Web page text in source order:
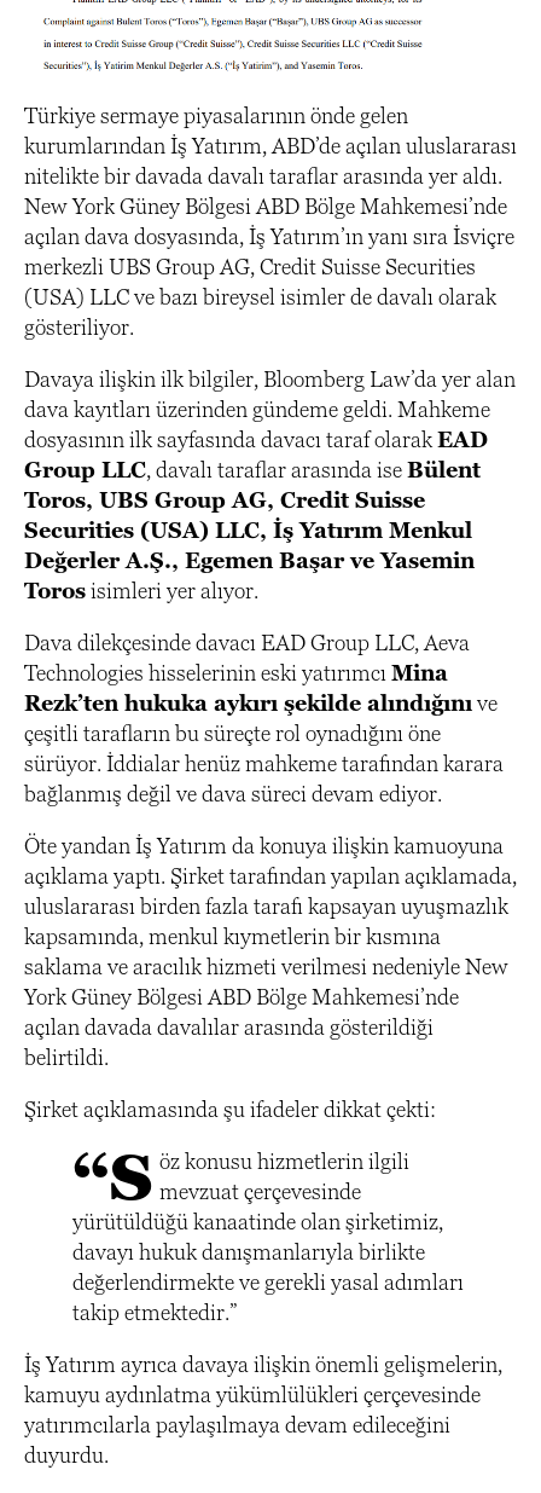
Türkiye sermaye piyasalarının önde gelen
kurumlarından İş Yatırım, ABD’de açılan uluslararası
nitelikte bir davada davalı taraflar arasında yer aldı.
New York Güney Bölgesi ABD Bölge Mahkemesi’nde
açılan dava dosyasında, İş Yatırım’ın yanı sıra İsviçre
merkezli UBS Group AG, Credit Suisse Securities
(USA) LLC ve bazı bireysel isimler de davalı olarak
gösteriliyor.
Davaya ilişkin ilk bilgiler, Bloomberg Law’da yer alan
dava kayıtları üzerinden gündeme geldi. Mahkeme
dosyasının ilk sayfasında davacı taraf olarakEAD
Group LLC, davalı taraflar arasında iseBülent
Toros, UBS Group AG, Credit Suisse
Securities (USA) LLC, İş Yatırım Menkul
Değerler A.Ş., Egemen Başar ve Yasemin
Torosisimleri yer alıyor.
Dava dilekçesinde davacı EAD Group LLC, Aeva
Technologies hisselerinin eski yatırımcıMina
Rezk’ten hukuka aykırı şekilde alındığınıve
çeşitli tarafların bu süreçte rol oynadığını öne
sürüyor. İddialar henüz mahkeme tarafından karara
bağlanmış değil ve dava süreci devam ediyor.
Öte yandan İş Yatırım da konuya ilişkin kamuoyuna
açıklama yaptı. Şirket tarafından yapılan açıklamada,
uluslararası birden fazla tarafı kapsayan uyuşmazlık
kapsamında, menkul kıymetlerin bir kısmına
saklama ve aracılık hizmeti verilmesi nedeniyle New
York Güney Bölgesi ABD Bölge Mahkemesi’nde
açılan davada davalılar arasında gösterildiği
belirtildi.
Şirket açıklamasında şu ifadeler dikkat çekti:
“S öz konusu hizmetlerin ilgili
mevzuat çerçevesinde
yürütüldüğü kanaatinde olan şirketimiz,
davayı hukuk danışmanlarıyla birlikte
değerlendirmekte ve gerekli yasal adımları
takip etmektedir.”
İş Yatırım ayrıca davaya ilişkin önemli gelişmelerin,
kamuyu aydınlatma yükümlülükleri çerçevesinde
yatırımcılarla paylaşılmaya devam edileceğini
duyurdu.